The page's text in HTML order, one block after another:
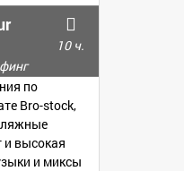
10 ч.
по
Bro-stock,
и высокая
и миксы